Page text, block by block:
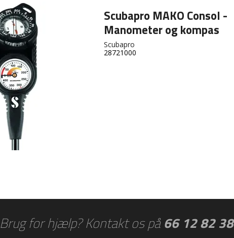
Scubapro MAKO Consol -
Manometer og kompas
Scubapro
28721000
Brug for hjælp? Kontakt os på66 12 82 38